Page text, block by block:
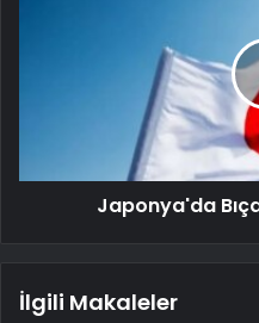
Japonya'da
İlgili Makaleler